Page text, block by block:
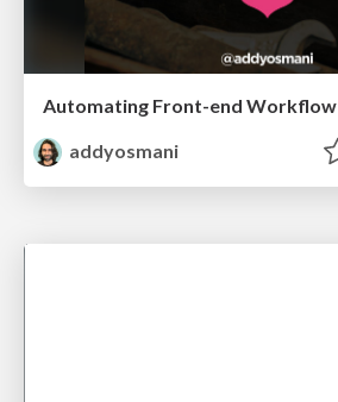
Automating Front-end Workflow
addyosmani